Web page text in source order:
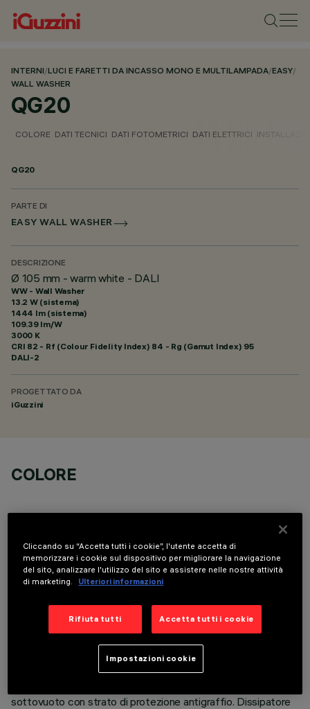
INTERNI/LUCI E FARETTI DA INCASSO MONO E MULTILAMPADA/EASY/
WALL WASHER
QG20
COLORE DATI TECNICI DATI FOTOMETRICI DATI ELETTRICI
QG20
PARTE DI
EASY WALL WASHER
DESCRIZIONE
Ø 105 mm - warm white - DALI
WW - Wall Washer
13.2 W (sistema)
1444 lm (sistema)
109.39 lm/W
3000 K
CRI 82 - Rf (Colour Fidelity Index) 84 - Rg (Gamut Index) 95
DALI-2
PROGETTATO DA
iGuzzini
COLORE
DATI TECNICI
DESCRIZIONE
Apparecchio rotondo fisso finalizzato all'utilizzo di sorgente
LED con tecnologia C.o.B. Versione con falda per installazione
sottovuoto con strato di protezione antigraffio. Dissipatore
Cliccando su “Accetta tutti i cookie”, l'utente accetta di
memorizzare i cookie sul dispositivo per migliorare la navigazione
del sito, analizzare l'utilizzo del sito e assistere nelle nostre attività
di marketing.
Ulteriori informazioni
Rifiuta tutti Accetta tutti i cookie
Impostazioni cookie